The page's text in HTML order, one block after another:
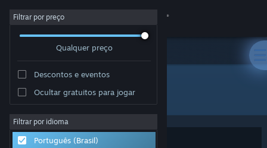
Iniciar sessão
Sobre
Filtrar por preço
Qualquer preço
Descontos e eventos
Ocultar gratuitos para jogar
Filtrar por idioma
Português (Brasil)
Desenvolvedor: Epic Games, Inc.
Ordenar por Relevância